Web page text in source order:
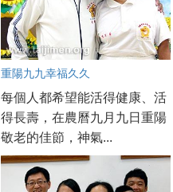
重陽九九幸福久久
每個人都希望能活得健康、活
得長壽，在農曆九月九日重陽
敬老的佳節，神氣...